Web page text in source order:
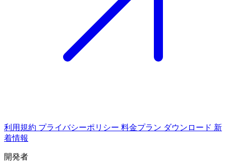
利用規約 プライバシーポリシー 料金プラン ダウンロード 新
着情報
開発者